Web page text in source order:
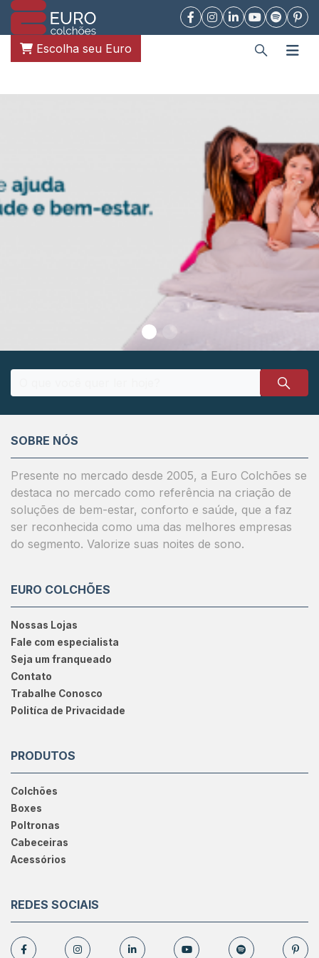
Escolha seu Euro
SOBRE NÓS
Presente no mercado desde 2005, a Euro Colchões se
destaca no mercado como referência na criação de
soluções de bem-estar, conforto e saúde, que a faz
ser reconhecida como uma das melhores empresas
do segmento. Valorize suas noites de sono.
EURO COLCHÕES
Nossas Lojas
Fale com especialista
Seja um franqueado
Contato
Trabalhe Conosco
Politíca de Privacidade
PRODUTOS
Colchões
Boxes
Poltronas
Cabeceiras
Acessórios
REDES SOCIAIS